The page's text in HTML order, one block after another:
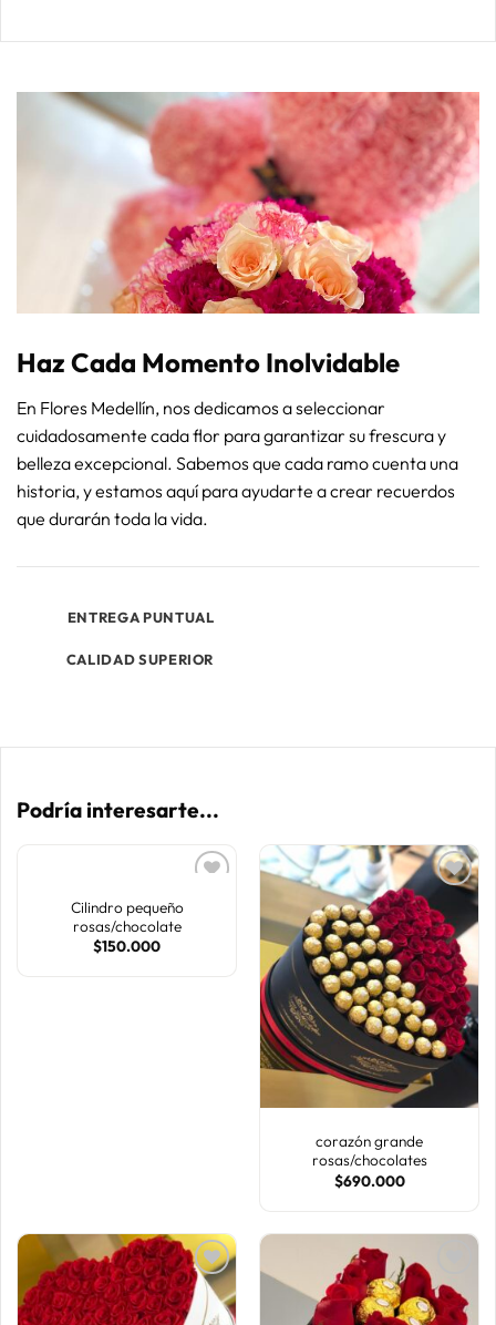
Haz Cada Momento Inolvidable
En Flores Medellín, nos dedicamos a seleccionar
cuidadosamente cada flor para garantizar su frescura y
belleza excepcional. Sabemos que cada ramo cuenta una
historia, y estamos aquí para ayudarte a crear recuerdos
que durarán toda la vida.
ENTREGA PUNTUAL
CALIDAD SUPERIOR
Podría interesarte...
AÑADIR
Cilindro pequeño
rosas/chocolate
$150.000
AÑADIR
A LA
LISTA
DE
DESEOS
corazón grande
rosas/chocolates
$690.000